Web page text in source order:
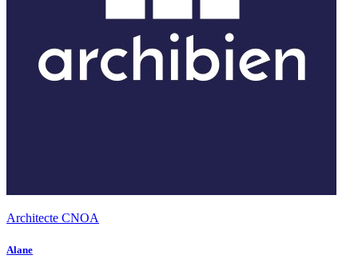
Architecte CNOA
Alane